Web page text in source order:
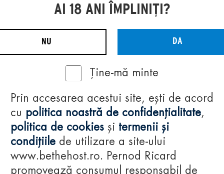
AI 18 ANI ÎMPLINIȚI?
NU DA
Ține-mă minte
Prin accesarea acestui site, ești de acord
cu politica noastră de confidențialitate,
politica de cookies și termenii și
condițiile de utilizare a site-ului
www.bethehost.ro. Pernod Ricard
promovează consumul responsabil de